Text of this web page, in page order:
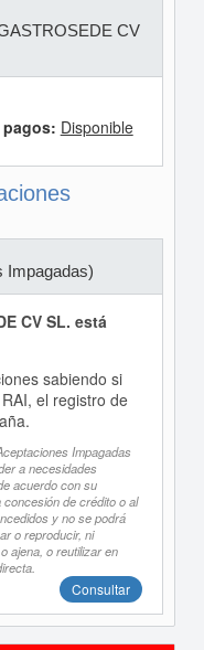
CV
Disponible
Impagadas)
CV SL. está
sabiendo si
el registro de
Impagadas
a necesidades
acuerdo con su
de crédito o al
y no se podrá
o reproducir, ni
ajena, o reutilizar en
Consultar